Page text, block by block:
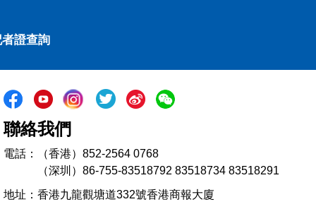
證查詢
聯絡我們
電話：（香港）852-2564 0768
（深圳）86-755-83518792 83518734 83518291
地址：香港九龍觀塘道332號香港商報大廈